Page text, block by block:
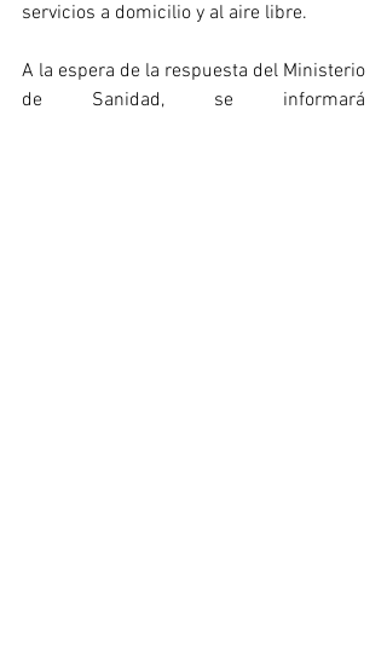
servicios a domicilio y al aire libre.
A la espera de la respuesta del Ministerio
de Sanidad, se informará